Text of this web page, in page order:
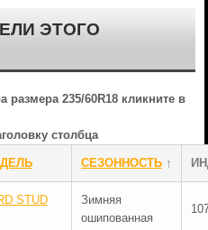
ЭТОГО
размера 235/60R18 кликните в
столбца
СЕЗОННОСТЬ↑
STUD
Зимняя
ошипованная